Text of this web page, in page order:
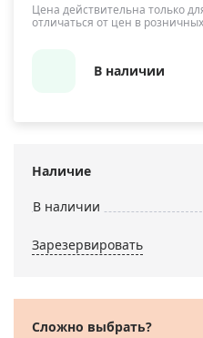
Цена действительна только
отличаться от цен в
В наличии
Наличие
В наличии
Зарезервировать
Сложно выбрать?